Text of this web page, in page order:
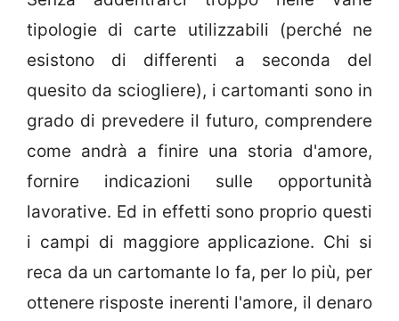
tipologie di carte utilizzabili (perché ne
esistono di differenti a seconda del
quesito da sciogliere), i cartomanti sono in
grado di prevedere il futuro, comprendere
come andrà a finire una storia d'amore,
fornire indicazioni sulle opportunità
lavorative. Ed in effetti sono proprio questi
i campi di maggiore applicazione. Chi si
reca da un cartomante lo fa, per lo più, per
ottenere risposte inerenti l'amore, il denaro